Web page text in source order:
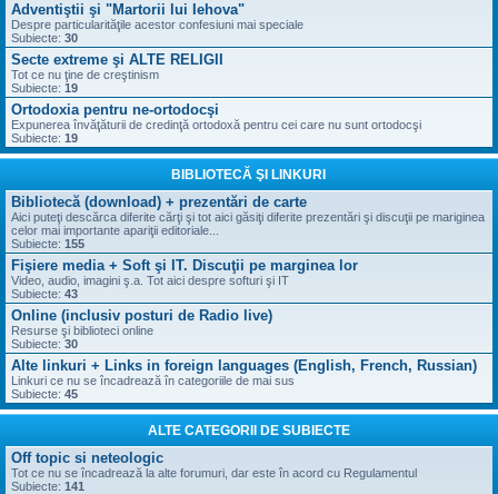
Adventiştii şi "Martorii lui Iehova"
Despre particularităţile acestor confesiuni mai speciale
Subiecte: 30
Secte extreme şi ALTE RELIGII
Tot ce nu ţine de creştinism
Subiecte: 19
Ortodoxia pentru ne-ortodocşi
Expunerea învăţăturii de credinţă ortodoxă pentru cei care nu sunt ortodocşi
Subiecte: 19
BIBLIOTECĂ ŞI LINKURI
Bibliotecă (download) + prezentări de carte
Aici puteţi descărca diferite cărţi şi tot aici găsiţi diferite prezentări şi discuţii pe mariginea
celor mai importante apariţii editoriale...
Subiecte: 155
Fişiere media + Soft şi IT. Discuţii pe marginea lor
Video, audio, imagini ş.a. Tot aici despre softuri şi IT
Subiecte: 43
Online (inclusiv posturi de Radio live)
Resurse şi biblioteci online
Subiecte: 30
Alte linkuri + Links in foreign languages (English, French, Russian)
Linkuri ce nu se încadrează în categoriile de mai sus
Subiecte: 45
ALTE CATEGORII DE SUBIECTE
Off topic si neteologic
Tot ce nu se încadrează la alte forumuri, dar este în acord cu Regulamentul
Subiecte: 141